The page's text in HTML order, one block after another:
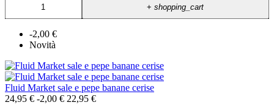
+shopping_cart
-2,00 €
Novità
Fluid Market sale e pepe banane cerise
24,95 € -2,00 € 22,95 €